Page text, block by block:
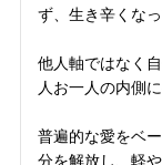
ず、生き辛くな
他人軸ではなく
人お一人の内側
普遍的な愛をベ
分を解放し、軽